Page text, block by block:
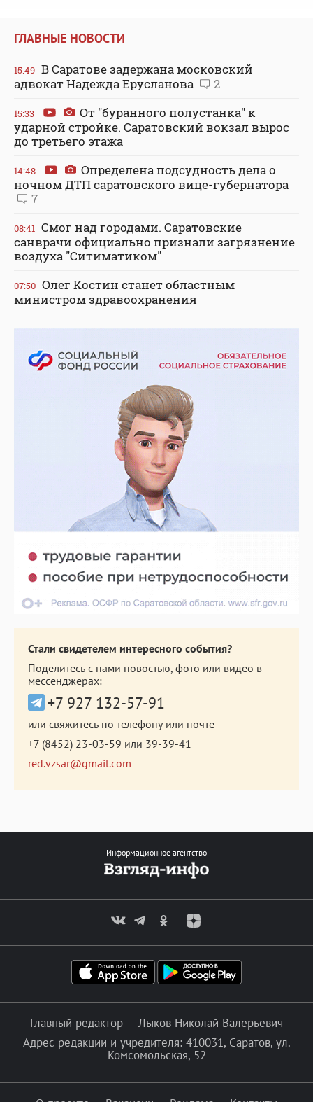
ГЛАВНЫЕ НОВОСТИ
15:49 В Саратове задержана московский
адвокат Надежда Ерусланова
2
15:33
От "буранного полустанка" к
ударной стройке. Саратовский вокзал вырос
до третьего этажа
14:48
Определена подсудность дела о
ночном ДТП саратовского вице-губернатора
7
08:41 Смог над городами. Саратовские
санврачи официально признали загрязнение
воздуха "Ситиматиком"
07:50 Олег Костин станет областным
министром здравоохранения
Стали свидетелем интересного события?
Поделитесь с нами новостью, фото или видео в
мессенджерах:
+7 927 132-57-91
или свяжитесь по телефону или почте
+7 (8452) 23-03-59 или 39-39-41
red.vzsar@gmail.com
Информационное агентство
Главный редактор — Лыков Николай Валерьевич
Адрес редакции и учредителя: 410031, Саратов, ул.
Комсомольская, 52